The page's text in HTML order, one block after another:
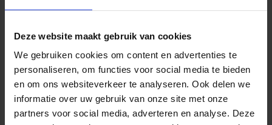
Deze website maakt gebruik van cookies
We gebruiken cookies om content en advertenties te
personaliseren, om functies voor social media te bieden
en om ons websiteverkeer te analyseren. Ook delen we
informatie over uw gebruik van onze site met onze
partners voor social media, adverteren en analyse. Deze
Er kan passender en persoonsgerichter gestraft worden. Dat blijkt
uit een verkenning die minister Franc Weerwind voor
Rechtsbescherming heeft gedaan naar het huidige sanctiestelsel.
Elk delict en elke crimineel is anders. Daarom is het belangrijk dat